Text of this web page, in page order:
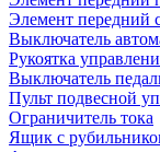
Элемент передний
Выключатель
Рукоятка
Выключатель
Пульт подвесной
Ограничитель тока
Ящик с